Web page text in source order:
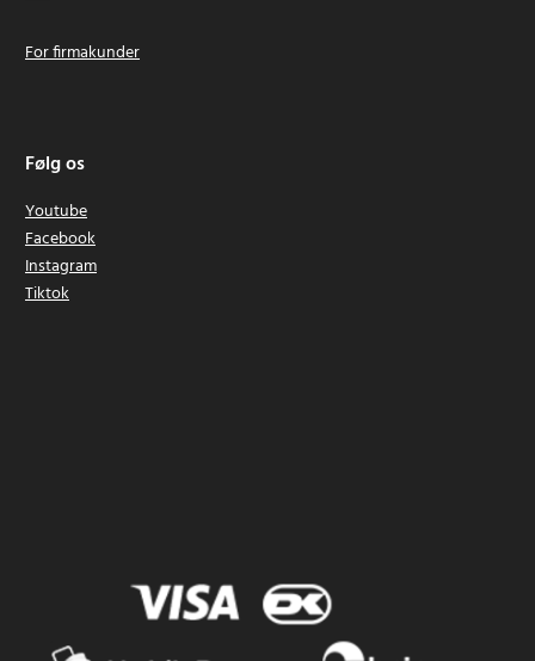
For firmakunder
Følg os
Youtube
Facebook
Instagram
Tiktok